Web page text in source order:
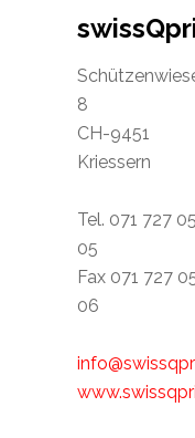
8
CH-9451
Kriessern
Tel. 071 727
05
Fax 071 727
06